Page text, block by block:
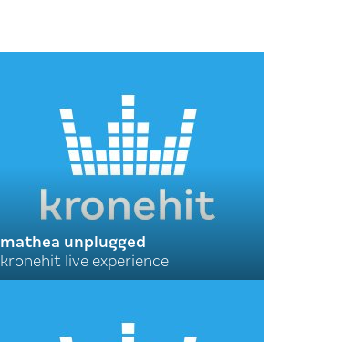
mathea unplugged
kronehit live experience